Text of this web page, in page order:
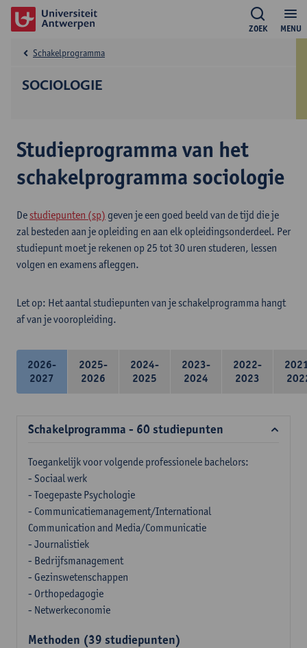
MENU
ZOEK
SOCIOLOGIE
Schakelprogramma
Studieprogramma van het
schakelprogramma sociologie
De studiepunten (sp) geven je een goed beeld van de tijd die je
zal besteden aan je opleiding en aan elk opleidingsonderdeel. Per
studiepunt moet je rekenen op 25 tot 30 uren studeren, lessen
volgen en examens afleggen.
Let op: Het aantal studiepunten van je schakelprogramma hangt
af van je vooropleiding.
2026-
2027
2025-
2026
2024-
2025
2023-
2024
2022-
2023
Schakelprogramma - 60 studiepunten
Toegankelijk voor volgende professionele bachelors:
- Sociaal werk
- Toegepaste Psychologie
- Communicatiemanagement/International
Communication and Media/Communicatie
- Journalistiek
- Bedrijfsmanagement
- Gezinswetenschappen
- Orthopedagogie
- Netwerkeconomie
Methoden (39 studiepunten)